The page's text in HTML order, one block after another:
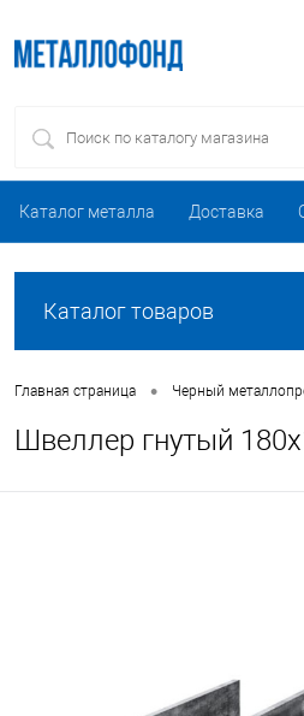
Каталог металла Доставка
Каталог товаров
Главная страница • Черный
Швеллер гнутый